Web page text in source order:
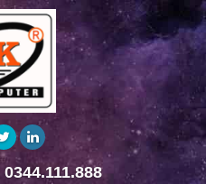
0344.111.888